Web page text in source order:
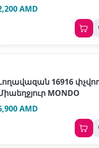
AMD
16916
MONDO
AMD